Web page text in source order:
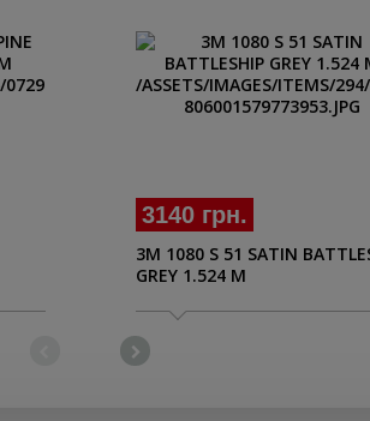
3140 грн.
3M 1080 S 51 SATIN
GREY 1.524 M